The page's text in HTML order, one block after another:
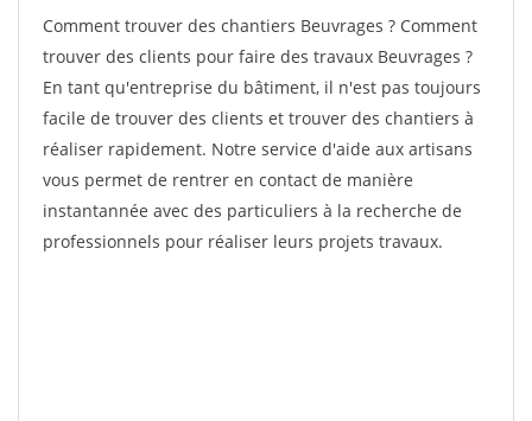
Comment trouver des chantiers Beuvrages ? Comment
trouver des clients pour faire des travaux Beuvrages ?
En tant qu'entreprise du bâtiment, il n'est pas toujours
facile de trouver des clients et trouver des chantiers à
réaliser rapidement. Notre service d'aide aux artisans
vous permet de rentrer en contact de manière
instantannée avec des particuliers à la recherche de
professionnels pour réaliser leurs projets travaux.